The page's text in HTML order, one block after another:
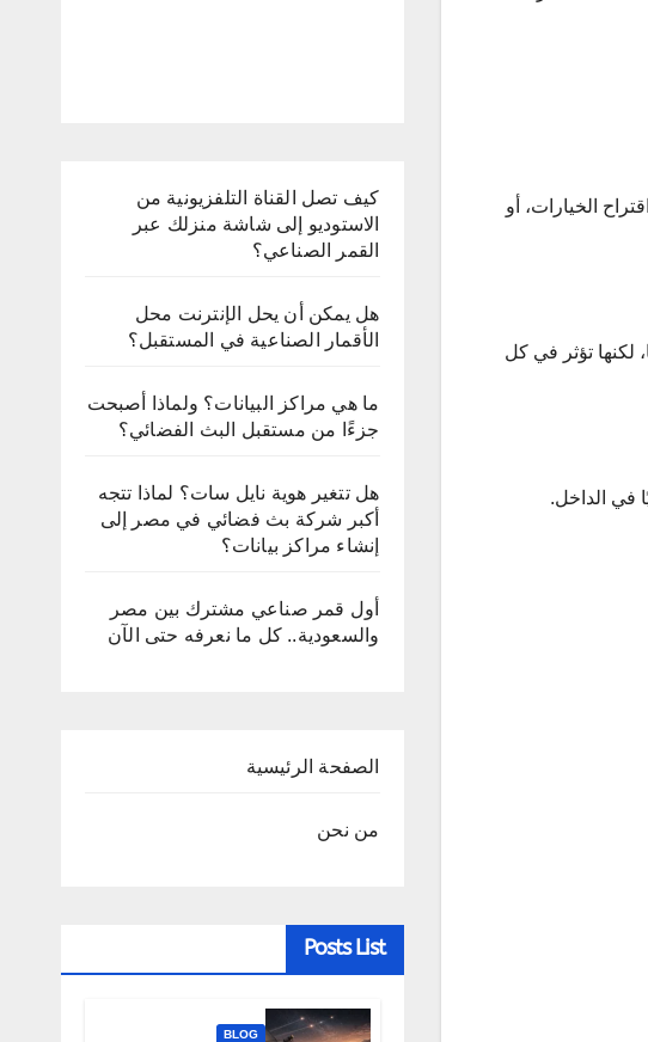
الخيارات، أو
لكنها تؤثر في كل
في الداخل.
كيف تصل القناة التلفزيونية من
الاستوديو إلى شاشة منزلك عبر
القمر الصناعي؟
هل يمكن أن يحل الإنترنت محل
الأقمار الصناعية في المستقبل؟
ما هي مراكز البيانات؟ ولماذا أصبحت
جزءًا من مستقبل البث الفضائي؟
هل تتغير هوية نايل سات؟ لماذا تتجه
أكبر شركة بث فضائي في مصر إلى
إنشاء مراكز بيانات؟
أول قمر صناعي مشترك بين مصر
والسعودية.. كل ما نعرفه حتى الآن
الصفحة الرئيسية
من نحن
Posts List
BLOG